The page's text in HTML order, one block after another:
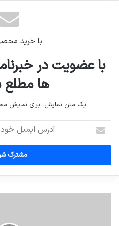
با خرید
با عضویت در
ها مطلع
یک متن نمایش، برای نمایش
ایمیل
خود
وارد
کنید